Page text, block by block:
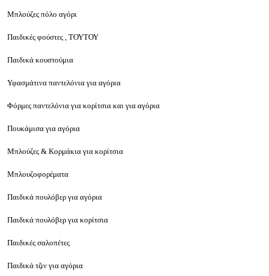
Μπλούζες πόλο αγόρι
Παιδικές φούστες , ΤΟΥΤΟΥ
Παιδικά κουστούμια
Υφασμάτινα παντελόνια για αγόρια
Φόρμες παντελόνια για κορίτσια και για αγόρια
Πουκάμισα για αγόρια
Μπλούζες & Κορμάκια για κορίτσια
Μπλουζοφορέματα
Παιδικά πουλόβερ για αγόρια
Παιδικά πουλόβερ για κορίτσια
Παιδικές σαλοπέτες
Παιδικά τζιν για αγόρια